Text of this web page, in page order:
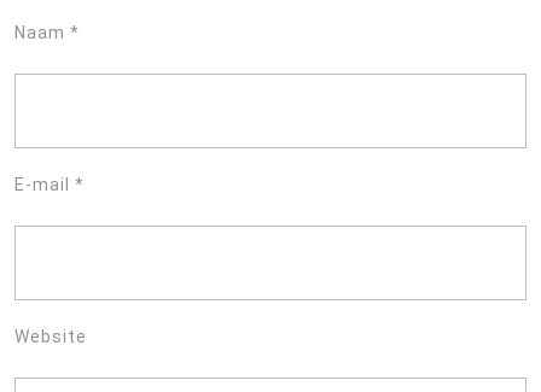
Naam *
E-mail *
Website